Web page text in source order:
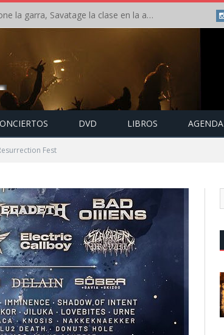
Crónica: Slaugther to Prevail pone la garra, Savatage la clase en la apertura del Leyendas del Rock – Miércoles – Agosto 2026
DVD LIBROS AGENDA
Fest